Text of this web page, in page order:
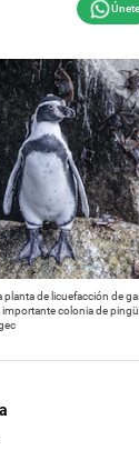
de licuefacción de
importante colonia de